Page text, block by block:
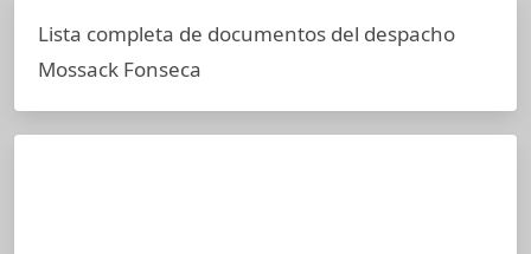
Lista completa de documentos del despacho
Mossack Fonseca